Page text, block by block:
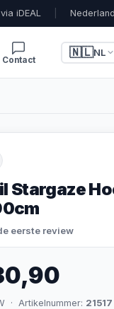
iDEAL
Contact
🇳🇱NL
Stargaze
eerste review
· Artikelnummer: 21517